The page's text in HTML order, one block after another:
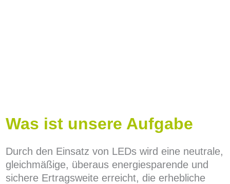
Was ist unsere Aufgabe
Durch den Einsatz von LEDs wird eine neutrale,
gleichmäßige, überaus energiesparende und
sichere Ertragsweite erreicht, die erhebliche